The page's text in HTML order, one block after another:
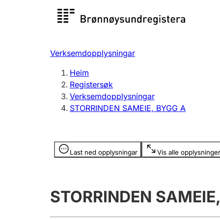
Registersøk
Registrere, endre, slette
Verksemdopplysningar
Heim
Registersøk
Verksemdopplysningar
STORRINDEN SAMEIE, BYGG A
Last ned opplysningar Vis alle opplysninger
Opplysninger er skjult
STORRINDEN